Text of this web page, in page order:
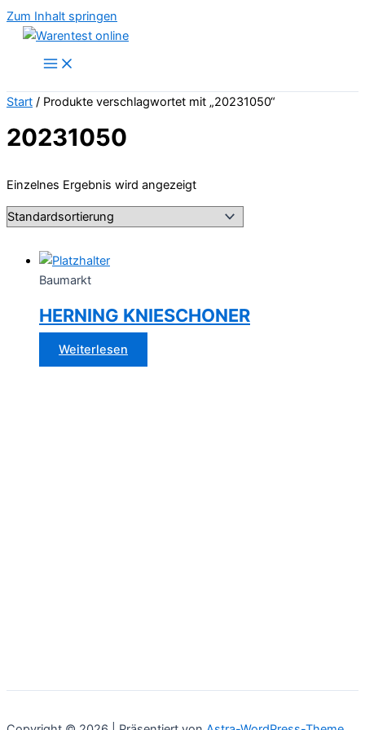
Zum Inhalt springen
Start / Produkte verschlagwortet mit „20231050“
20231050
Einzelnes Ergebnis wird angezeigt
Baumarkt
HERNING KNIESCHONER
Weiterlesen